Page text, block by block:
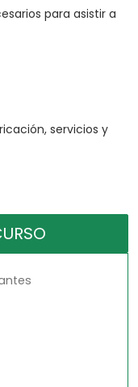
para asistir a
servicios y